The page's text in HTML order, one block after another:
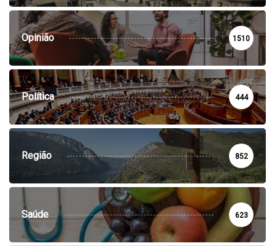
Opinião 1510
Política 444
Região 852
Saúde 623